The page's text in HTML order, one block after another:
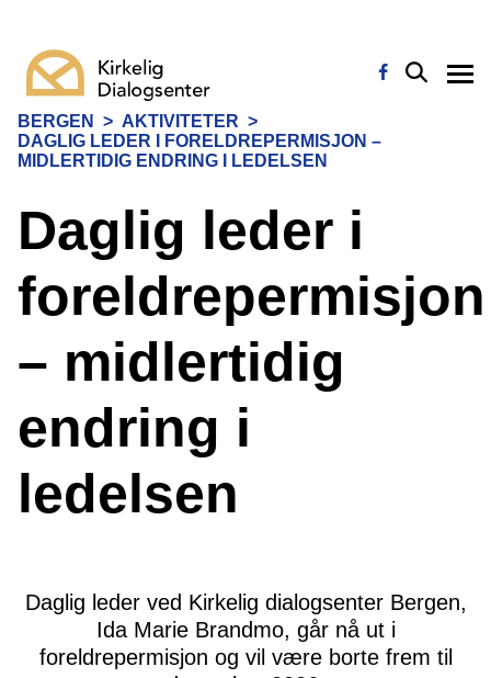
BERGEN > AKTIVITETER >
DAGLIG LEDER I FORELDREPERMISJON –
MIDLERTIDIG ENDRING I LEDELSEN
Daglig leder i
foreldrepermisjon
– midlertidig
endring i
ledelsen
Daglig leder ved Kirkelig dialogsenter Bergen,
Ida Marie Brandmo, går nå ut i
foreldrepermisjon og vil være borte frem til